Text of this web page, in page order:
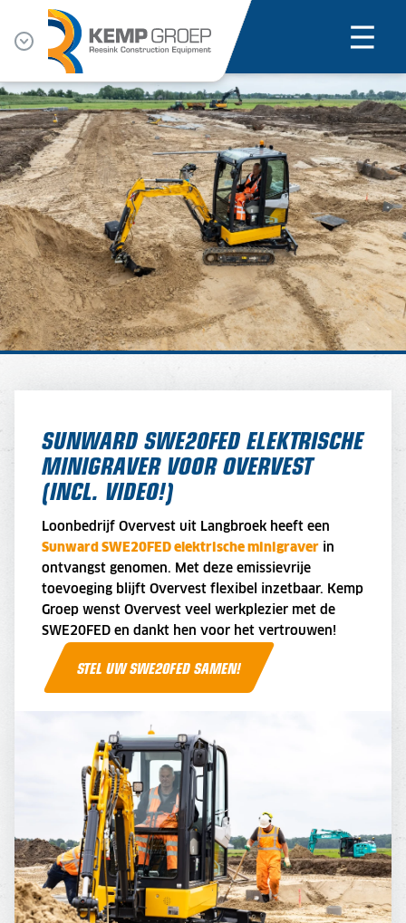
SUNWARD SWE20FED ELEKTRISCHE
MINIGRAVER VOOR OVERVEST
(INCL. VIDEO!)
Loonbedrijf Overvest uit Langbroek heeft een
Sunward SWE20FED elektrische minigraver in
ontvangst genomen. Met deze emissievrije
toevoeging blijft Overvest flexibel inzetbaar. Kemp
Groep wenst Overvest veel werkplezier met de
SWE20FED en dankt hen voor het vertrouwen!
STEL UW SWE20FED SAMEN!